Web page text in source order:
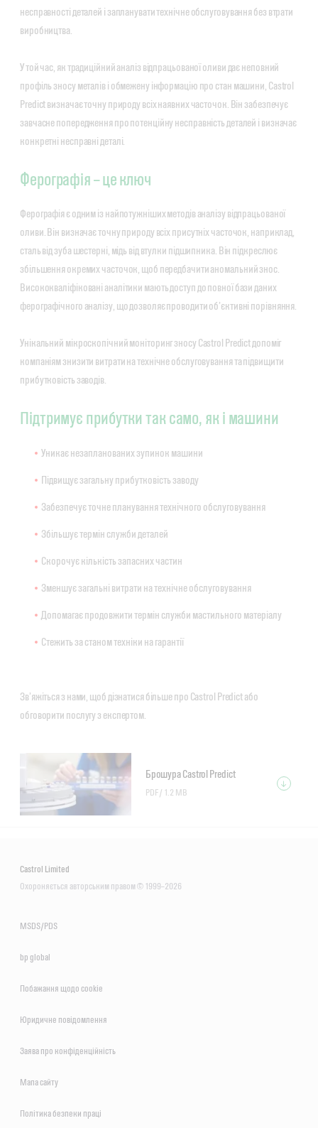
несправності деталей і запланувати технічне обслуговування без втрати
виробництва.
У той час, як традиційний аналіз відпрацьованої оливи дає неповний
профіль зносу металів і обмежену інформацію про стан машини, Castrol
Predict визначає точну природу всіх наявних часточок. Він забезпечує
завчасне попередження про потенційну несправність деталей і визначає
конкретні несправні деталі.
Ферографія – це ключ
Ферографія є одним із найпотужніших методів аналізу відпрацьованої
оливи. Він визначає точну природу всіх присутніх часточок, наприклад,
сталь від зуба шестерні, мідь від втулки підшипника. Він підкреслює
збільшення окремих часточок, щоб передбачити аномальний знос.
Висококваліфіковані аналітики мають доступ до повної бази даних
ферографічного аналізу, що дозволяє проводити об’єктивні порівняння.
Унікальний мікроскопічний моніторинг зносу Castrol Predict допоміг
компаніям знизити витрати на технічне обслуговування та підвищити
прибутковість заводів.
Підтримує прибутки так само, як і машини
Уникає незапланованих зупинок машини
Підвищує загальну прибутковість заводу
Забезпечує точне планування технічного обслуговування
Збільшує термін служби деталей
Скорочує кількість запасних частин
Зменшує загальні витрати на технічне обслуговування
Допомагає продовжити термін служби мастильного матеріалу
Стежить за станом техніки на гарантії
Зв’яжіться з нами, щоб дізнатися більше про Castrol Predict або
обговорити послугу з експертом.
Брошура Castrol Predict
PDF / 1.2 MB
Castrol Limited
Охороняється авторським правом © 1999–2026
MSDS/PDS
bp global
Побажання щодо сookie
Юридичне повідомлення
Заява про конфіденційність
Мапа сайту
Політика безпеки праці